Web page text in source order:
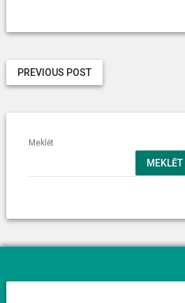
PREVIOUS POST
Meklēt
MEKLĒT